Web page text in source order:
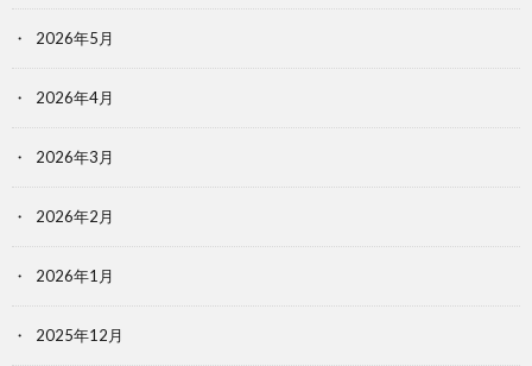
2026年5月
2026年4月
2026年3月
2026年2月
2026年1月
2025年12月